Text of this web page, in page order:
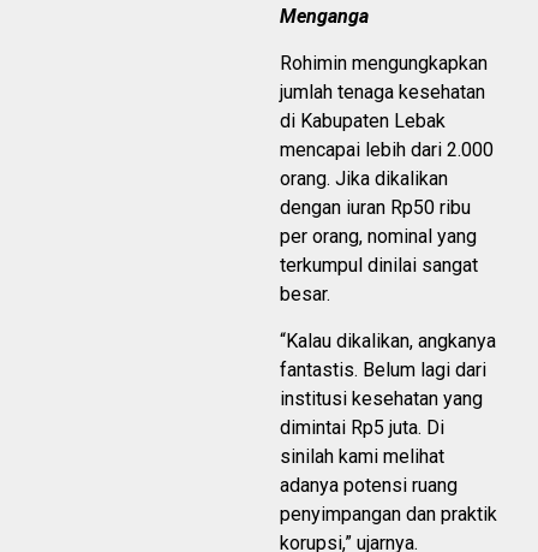
Menganga
Rohimin mengungkapkan
jumlah tenaga kesehatan
di Kabupaten Lebak
mencapai lebih dari 2.000
orang. Jika dikalikan
dengan iuran Rp50 ribu
per orang, nominal yang
terkumpul dinilai sangat
besar.
“Kalau dikalikan, angkanya
fantastis. Belum lagi dari
institusi kesehatan yang
dimintai Rp5 juta. Di
sinilah kami melihat
adanya potensi ruang
penyimpangan dan praktik
korupsi,” ujarnya.